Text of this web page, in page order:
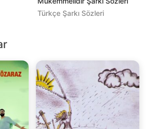
Türkçe Şarkı Sözleri